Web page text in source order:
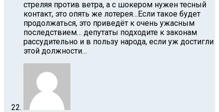
стреляя против ветра, а с шокером нужен тесный
контакт, это опять же лотерея…Если такое будет
продолжаться, это приведёт к очень ужасным
последствием… депутаты подходите к законам
рассудительно и в пользу народа, если уж достигли
этой должности…